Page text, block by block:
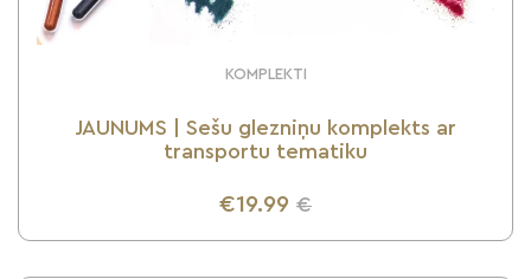
KOMPLEKTI
JAUNUMS | Sešu glezniņu komplekts ar
transportu tematiku
€19.99 €
UZZINI VAIRĀK